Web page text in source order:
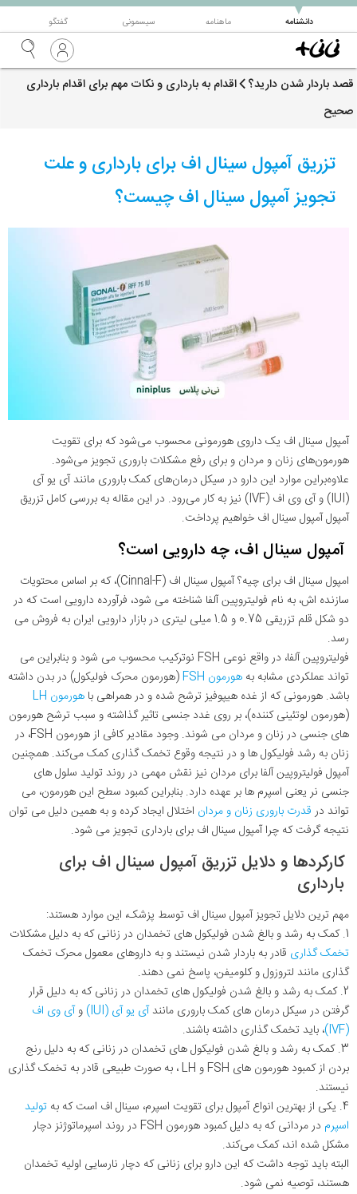
دانشنامه
▼ ماهنامه سیسمونی گفتگو
قصد باردار شدن دارید؟
اقدام به بارداری و نکات مهم برای اقدام بارداری
صحیح
تزریق آمپول سینال اف برای بارداری و علت
تجویز آمپول سینال اف چیست؟
آمپول سینال اف یک داروی هورمونی محسوب می‌شود که برای تقویت
هورمون‌های زنان و مردان و برای رفع مشکلات باروری تجویز می‌شود.
علاوه‌براین موارد این دارو در سیکل درمان‌های کمک باروری مانند آی یو آی
(IUI) و آی وی اف (IVF) نیز به کار می‌رود. در این مقاله به بررسی کامل تزریق
آمپول آمپول سینال اف خواهیم پرداخت.
آمپول سینال اف، چه دارویی است؟
امپول سینال اف برای چیه؟ آمپول سینال اف (Cinnal-F)، که بر اساس محتویات
سازنده اش، به نام فولیتروپین آلفا شناخته می شود، فرآورده دارویی است که در
دو شکل قلم تزریقی 0.75 و 1.5 میلی لیتری در بازار دارویی ایران به فروش می
رسد.
فولیتروپین آلفا، در واقع نوعی FSH نوترکیب محسوب می شود و بنابراین می
تواند عملکردی مشابه به هورمون FSH
(هورمون محرک فولیکول) در بدن داشته
باشد. هورمونی که از غده هیپوفیز ترشح شده و در همراهی با هورمون LH
(هورمون لوتئینی کننده)، بر روی غدد جنسی تاثیر گذاشته و سبب ترشح هورمون
های جنسی در زنان و مردان می شوند. وجود مقادیر کافی از هورمون FSH، در
زنان به رشد فولیکول ها و در نتیجه وقوع تخمک گذاری کمک می‌کند. همچنین
آمپول فولیتروپین آلفا برای مردان نیز نقش مهمی در روند تولید سلول های
جنسی نر یعنی اسپرم ها بر عهده دارد. بنابراین کمبود سطح این هورمون، می
تواند در قدرت باروری زنان و مردان اختلال ایجاد کرده و به همین دلیل می توان
نتیجه گرفت که چرا آمپول سینال اف برای بارداری تجویز می شود.
کارکردها و دلایل تزریق آمپول سینال اف برای
بارداری
مهم ترین دلایل تجویز آمپول سینال اف توسط پزشک، این موارد هستند:
1. کمک به رشد و بالغ شدن فولیکول های تخمدان در زنانی که به دلیل مشکلات
تخمک گذاری قادر به باردار شدن نیستند و به داروهای معمول محرک تخمک
گذاری مانند لتروزول و کلومیفن، پاسخ نمی دهند.
2. کمک به رشد و بالغ شدن فولیکول های تخمدان در زنانی که به دلیل قرار
گرفتن در سیکل درمان های کمک باروری مانندآی یو آی (IUI) وآی وی اف
(IVF)
، باید تخمک گذاری داشته باشند.
3. کمک به رشد و بالغ شدن فولیکول های تخمدان در زنانی که به دلیل رنج
بردن از کمبود هورمون های FSH و LH ، به صورت طبیعی قادر به تخمک گذاری
نیستند.
4. یکی از بهترین انواع آمپول برای تقویت اسپرم، سینال اف است که به
تولید
اسپرم
در مردانی که به دلیل کمبود هورمون FSH در روند اسپرماتوژنز دچار
مشکل شده اند، کمک می‌کند.
البته باید توجه داشت که این دارو برای زنانی که دچار نارسایی اولیه تخمدان
هستند، توصیه نمی شود.